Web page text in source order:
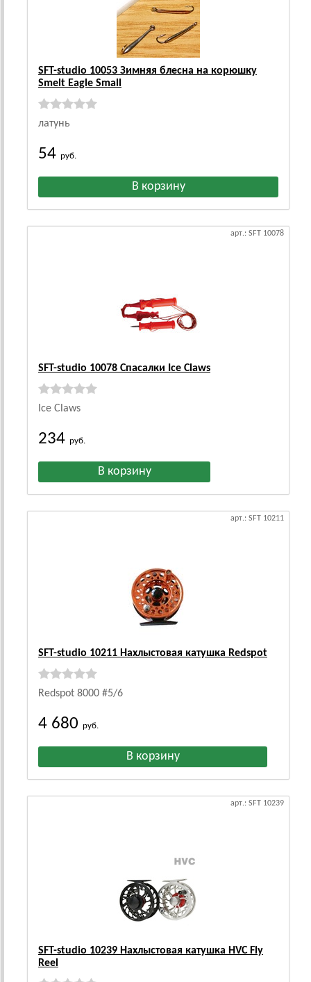
SFT-studio 10053 Зимняя блесна на корюшку
Smelt Eagle Small
латунь
54 руб.
арт.: SFT 10078
SFT-studio 10078 Спасалки Ice Claws
Ice Claws
234 руб.
арт.: SFT 10211
SFT-studio 10211 Нахлыстовая катушка Redspot
Redspot 8000 #5/6
4 680 руб.
арт.: SFT 10239
SFT-studio 10239 Нахлыстовая катушка HVC Fly
Reel